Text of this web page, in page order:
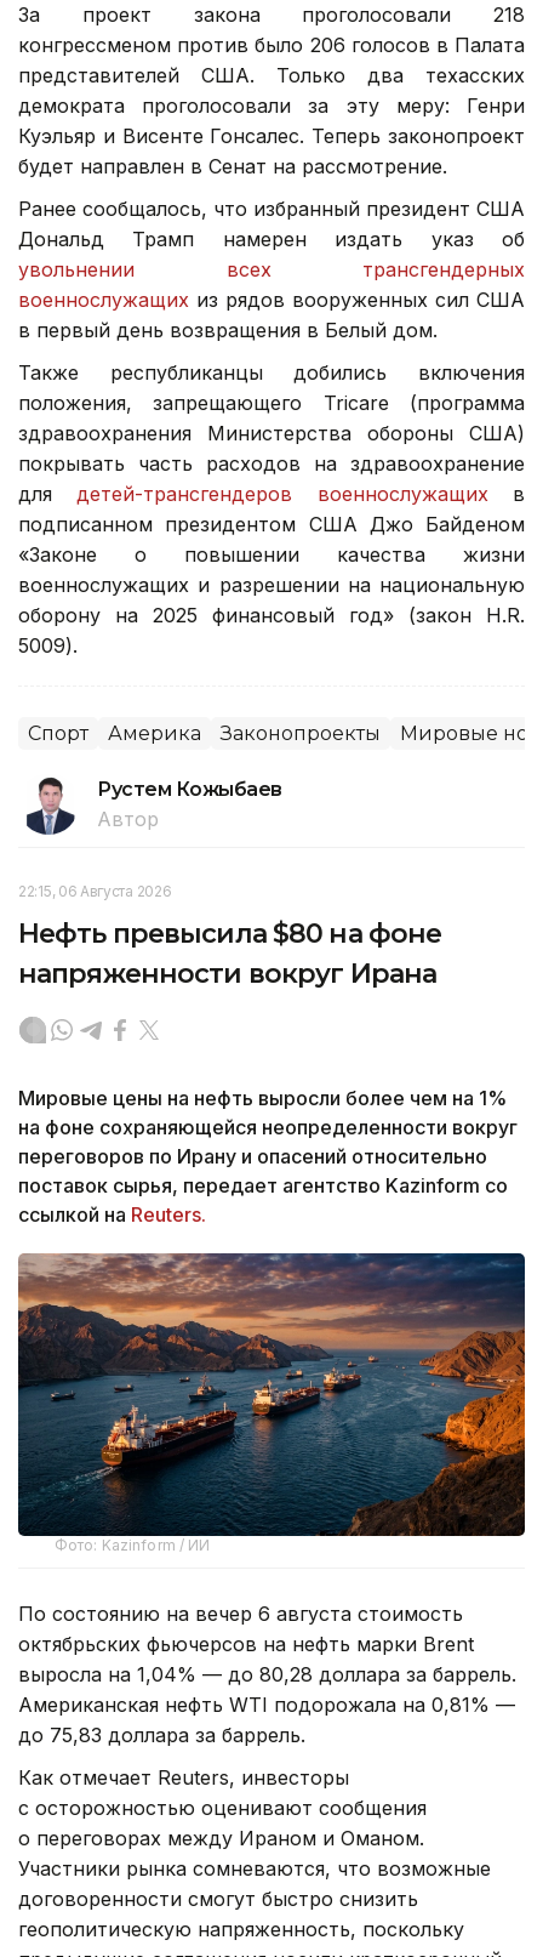
За проект закона проголосовали 218
конгрессменом против было 206 голосов в Палата
представителей США. Только два техасских
демократа проголосовали за эту меру: Генри
Куэльяр и Висенте Гонсалес. Теперь законопроект
будет направлен в Сенат на рассмотрение.
Ранее сообщалось, что избранный президент США
Дональд Трамп намерен издать указ об
увольнении всех трансгендерных
военнослужащих из рядов вооруженных сил США
в первый день возвращения в Белый дом.
Также республиканцы добились включения
положения, запрещающего Tricare (программа
здравоохранения Министерства обороны США)
покрывать часть расходов на здравоохранение
для детей-трансгендеров военнослужащих в
подписанном президентом США Джо Байденом
«Законе о повышении качества жизни
военнослужащих и разрешении на национальную
оборону на 2025 финансовый год» (закон H.R.
5009).
Спорт Америка Законопроекты Мировые
Рустем Кожыбаев
Автор
22:15, 06 Августа 2026
Нефть превысила $80 на фоне
напряженности вокруг Ирана
Мировые цены на нефть выросли более чем на 1%
на фоне сохраняющейся неопределенности вокруг
переговоров по Ирану и опасений относительно
поставок сырья, передает агентство Kazinform со
ссылкой на Reuters.
Фото: Kazinform / ИИ
По состоянию на вечер 6 августа стоимость
октябрьских фьючерсов на нефть марки Brent
выросла на 1,04% — до 80,28 доллара за баррель.
Американская нефть WTI подорожала на 0,81% —
до 75,83 доллара за баррель.
Как отмечает Reuters, инвесторы
с осторожностью оценивают сообщения
о переговорах между Ираном и Оманом.
Участники рынка сомневаются, что возможные
договоренности смогут быстро снизить
геополитическую напряженность, поскольку